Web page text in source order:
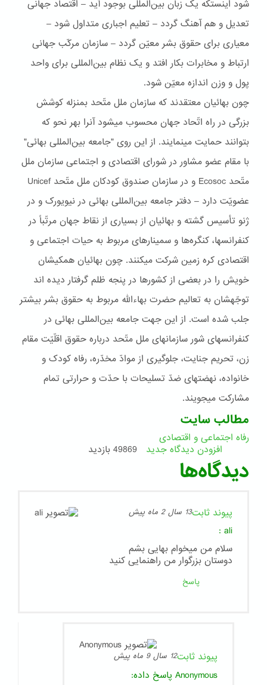
شود اينستکه يک زبان بين‌المللی بوجود آيد – اقتصاد جهانی
تعديل و هم آهنگ گردد – تعليم اجباری متداول شود –
معياری برای حقوق بشر معيّن گردد – سازمان مرکّب جهانی
ارتباط و مخابرات بکار افتد و يک نظام بين‌المللى برای واحد
پول و وزن اندازه معيّن شود.
چون بهائيان معتقدند که سازمان ملل متّحد بمنزله کوشش
بزرگی در راه اتّحاد جهان محسوب ميشود آنرا بهر نحو که
بتوانند حمايت مينمايند. از اين روی "جامعه بين‌المللی بهائی"
با مقام عضو مشاور در شورای اقتصادی و اجتماعی سازمان ملل
متّحد Ecosoc و در سازمان صندوق کودکان ملل متّحد Unicef
عضويّت دارد – دفتر جامعه بين‌المللی بهائی در نيويورک و در
ژنو تأسيس گشته و بهائيان از بسياری از نقاط جهان مرتّباً در
کنفرانسها، کنگره‌ها و سمينارهای مربوط به حيات اجتماعی و
اقتصادی کره زمين شرکت ميکنند. چون بهائيان همکيشان
خويش را در بعضی از کشورها در پنجه ظلم گرفتار ديده اند
توجّهشان به تعاليم حضرت بهاءاللّه مربوط به حقوق بشر بيشتر
جلب شده است. از اين جهت جامعه بين‌المللی بهائی در
کنفرانسهای شور سازمانهای ملل متّحد درباره حقوق اقلّيّت مقام
زن، تحريم جنايت، جلوگيری از موادّ مخدّره، رفاه کودک و
خانواده، نهضتهای ضدّ تسليحات با حدّت و حرارتی تمام
مشارکت ميجويند.
مطالب سایت
رفاه اجتماعی و اقتصادی
افزودن دیدگاه جدید
49869 بازدید
دیدگاه‌ها
پیوند ثابت13 سال 2 ماه پیش
ali
:
سلام من میخوام بهایی بشم
دوستان بزرگوار من راهنمایی کنید
پاسخ
پیوند ثابت12 سال 9 ماه پیش
Anonymous پاسخ داده: